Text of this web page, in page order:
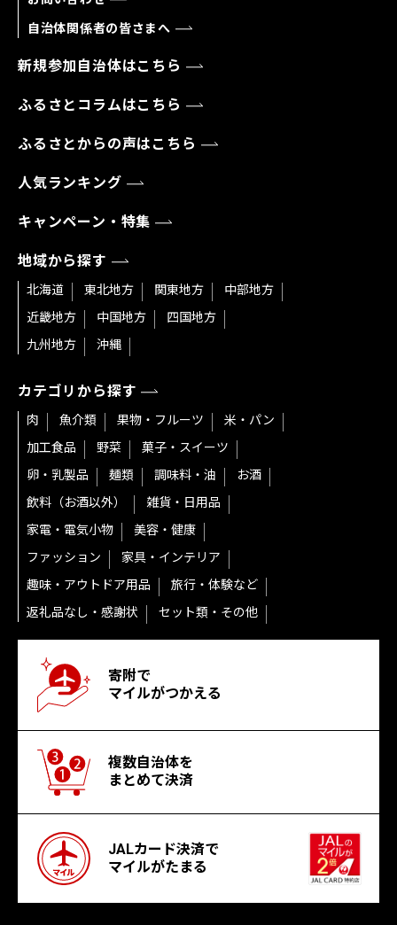
自治体関係者の皆さまへ
新規参加自治体はこちら
ふるさとコラムはこちら
ふるさとからの声はこちら
人気ランキング
キャンペーン・特集
地域から探す
北海道 東北地方 関東地方
中部地方
近畿地方
中国地方
四国地方
九州地方
沖縄
カテゴリから探す
肉 魚介類 果物・フルーツ
米・パン
加工食品
野菜
菓子・スイーツ
卵・乳製品
麺類 調味料・油
お酒
飲料（お酒以外）
雑貨・日用品
家電・電気小物
美容・健康
ファッション
家具・インテリア
趣味・アウトドア用品
旅行・体験など
返礼品なし・感謝状
セット類・その他
寄附で
マイルがつかえる
複数自治体を
まとめて決済
JALカード決済で
マイルがたまる